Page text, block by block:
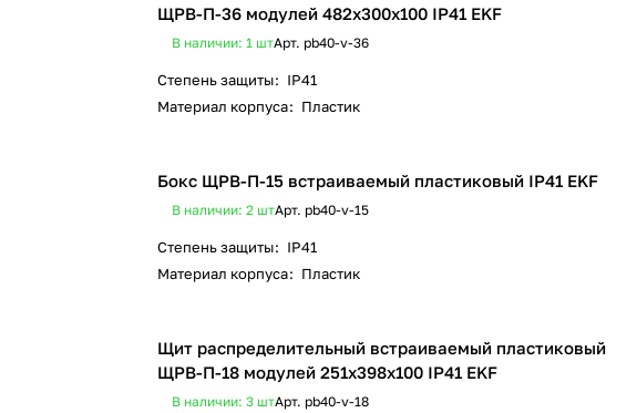
ЩРВ-П-36 модулей 482х300х100 IP41 EKF
В наличии: 1 штАрт. pb40-v-36
Степень защиты: IP41
Материал корпуса: Пластик
Бокс ЩРВ-П-15 встраиваемый пластиковый IP41 EKF
В наличии: 2 штАрт. pb40-v-15
Степень защиты: IP41
Материал корпуса: Пластик
Щит распределительный встраиваемый пластиковый
ЩРВ-П-18 модулей 251х398х100 IP41 EKF
В наличии: 3 штАрт. pb40-v-18